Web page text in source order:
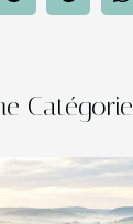
Catégorie